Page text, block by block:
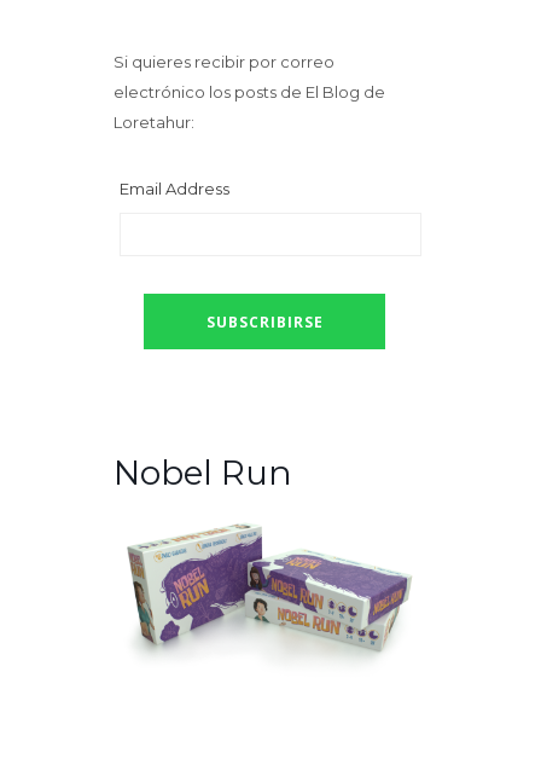
Si quieres recibir por correo
electrónico los posts de El Blog de
Loretahur:
Email Address
Nobel Run